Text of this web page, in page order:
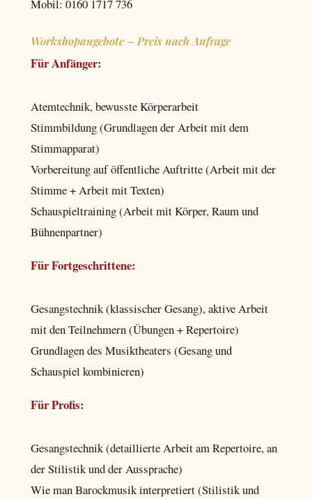
Mobil: 0160 1717 736
Workshopangebote – Preis nach Anfrage
Für Anfänger:
Atemtechnik, bewusste Körperarbeit
Stimmbildung (Grundlagen der Arbeit mit dem
Stimmapparat)
Vorbereitung auf öffentliche Auftritte (Arbeit mit der
Stimme + Arbeit mit Texten)
Schauspieltraining (Arbeit mit Körper, Raum und
Bühnenpartner)
Für Fortgeschrittene:
Gesangstechnik (klassischer Gesang), aktive Arbeit
mit den Teilnehmern (Übungen + Repertoire)
Grundlagen des Musiktheaters (Gesang und
Schauspiel kombinieren)
Für Profis:
Gesangstechnik (detaillierte Arbeit am Repertoire, an
der Stilistik und der Aussprache)
Wie man Barockmusik interpretiert (Stilistik und